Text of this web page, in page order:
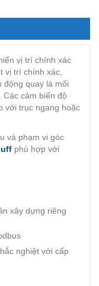
vị trí chính xác
vị trí chính xác,
động quay là mối
cảm biến độ
với trục ngang hoặc
và phạm vi góc
phù hợp với
xây dựng riêng
nghiệt với cấp